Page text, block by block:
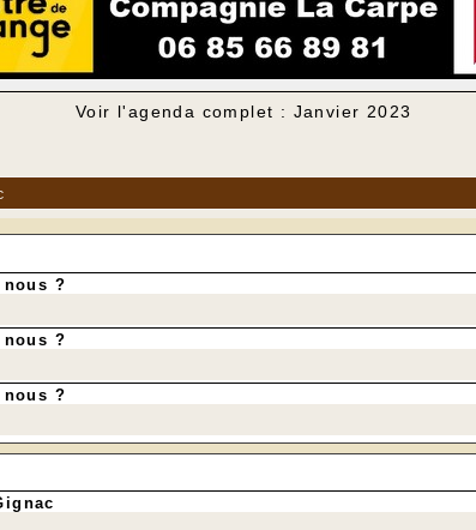
Voir l'agenda complet : Janvier 2023
nous ?
nous ?
nous ?